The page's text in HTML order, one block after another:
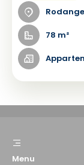
Rodange
78 m²
Menu